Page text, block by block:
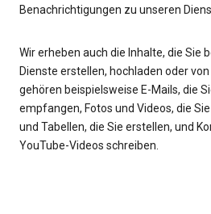
Benachrichtigungen zu unseren
Wir erheben auch die Inhalte, die Sie
Dienste erstellen, hochladen oder
gehören beispielsweise E-Mails, die
empfangen, Fotos und Videos, die
und Tabellen, die Sie erstellen, und
YouTube-Videos schreiben.